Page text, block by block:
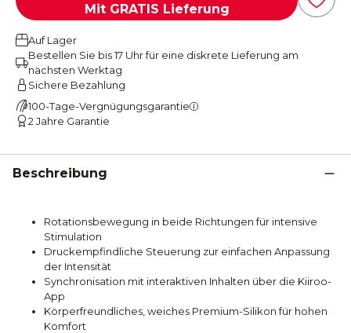
Mit GRATIS Lieferung
Auf Lager
Bestellen Sie bis 17 Uhr für eine diskrete Lieferung am
nächsten Werktag
Sichere Bezahlung
100-Tage-Vergnügungsgarantie
2 Jahre Garantie
Beschreibung
Rotationsbewegung in beide Richtungen für intensive
Stimulation
Druckempfindliche Steuerung zur einfachen Anpassung
der Intensität
Synchronisation mit interaktiven Inhalten über die Kiiroo-
App
Körperfreundliches, weiches Premium-Silikon für hohen
Komfort